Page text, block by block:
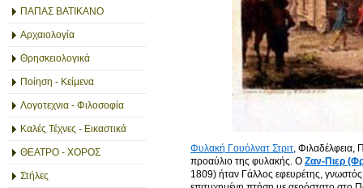
ΠΑΠΑΣ ΒΑΤΙΚΑΝΟ
Αρχαιολογία
Θρησκειολογικά
Ποίηση - Κείμενα
Λογοτεχνια - Φιλοσοφία
Καλές Τέχνες - Εικαστικά
ΘΕΑΤΡΟ - ΧΟΡΟΣ
Στήλες
Φυλακή Γουόλνατ Στριτ,
προαύλιο της φυλακής. Ο Ζαν-Πιερ
1809) ήταν Γάλλος εφευρέτης,